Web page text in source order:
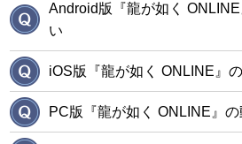
Android版『龍が如く
い
iOS版『龍が如く ONLINE』
PC版『龍が如く ONLINE』